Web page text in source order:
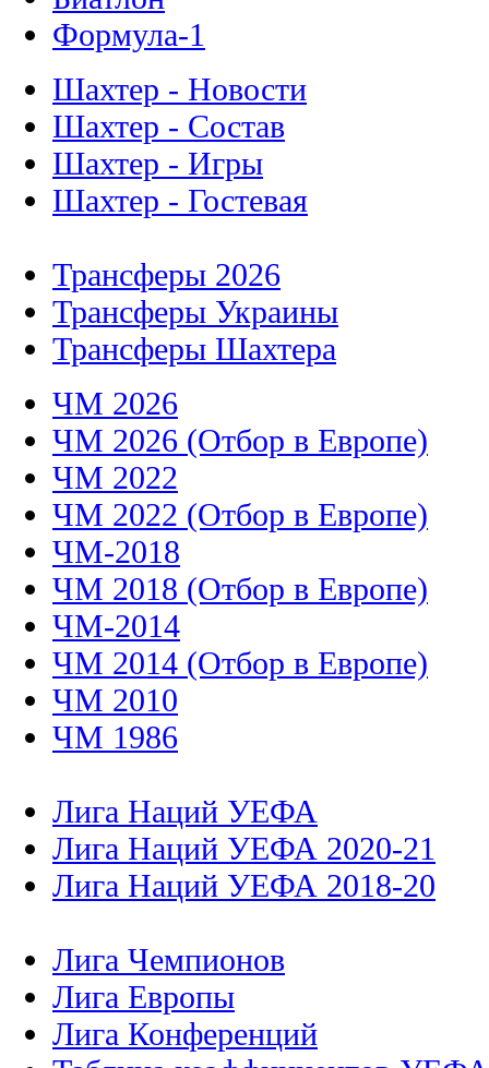
Формула-1
Шахтер - Новости
Шахтер - Состав
Шахтер - Игры
Шахтер - Гостевая
Трансферы 2026
Трансферы Украины
Трансферы Шахтера
ЧМ 2026
ЧМ 2026 (Отбор в Европе)
ЧМ 2022
ЧМ 2022 (Отбор в Европе)
ЧМ-2018
ЧМ 2018 (Отбор в Европе)
ЧМ-2014
ЧМ 2014 (Отбор в Европе)
ЧМ 2010
ЧМ 1986
Лига Наций УЕФА
Лига Наций УЕФА 2020-21
Лига Наций УЕФА 2018-20
Лига Чемпионов
Лига Европы
Лига Конференций